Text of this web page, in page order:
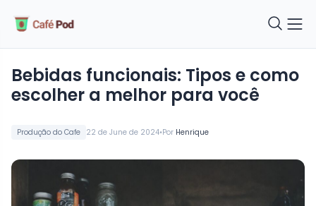
Produção do Cafe 22 de June de 2024•Por Henrique
Bebidas funcionais: Tipos e como
escolher a melhor para você